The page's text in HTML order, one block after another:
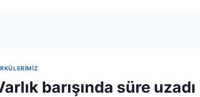
barışında süre uzadı